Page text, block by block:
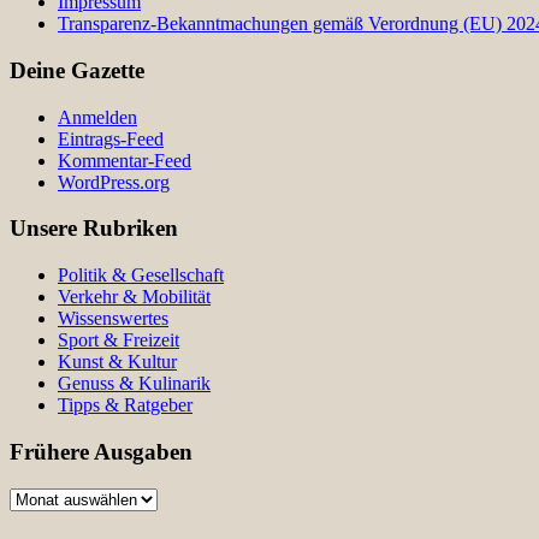
Transparenz-Bekanntmachungen gemäß Verordnung (EU)
Deine Gazette
Anmelden
Eintrags-Feed
Kommentar-Feed
WordPress.org
Unsere Rubriken
Politik & Gesellschaft
Verkehr & Mobilität
Wissenswertes
Sport & Freizeit
Kunst & Kultur
Genuss & Kulinarik
Tipps & Ratgeber
Frühere Ausgaben
Frühere